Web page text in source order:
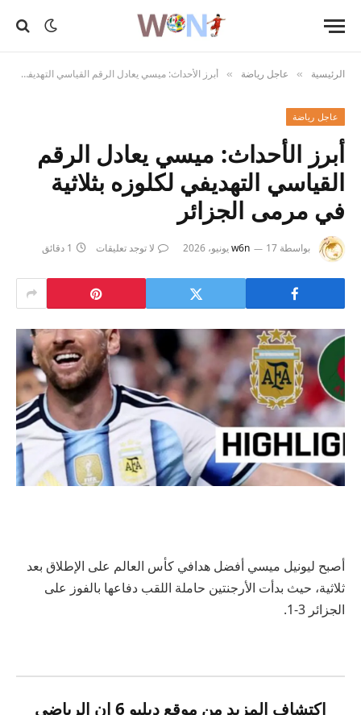
الرئيسية » عاجل رياضة » أبرز الأحداث: ميسي يعادل الرقم القياسي التهديفي لكلوزه بثلاثية في مرمى الجزائر
عاجل رياضة
أبرز الأحداث: ميسي يعادل الرقم
القياسي التهديفي لكلوزه بثلاثية
في مرمى الجزائر
بواسطة w6n 17 يونيو، 2026 لا توجد تعليقات 1 دقائق
أصبح ليونيل ميسي أفضل هدافي كأس العالم على الإطلاق بعد
ثلاثية، حيث بدأت الأرجنتين حاملة اللقب دفاعها بالفوز على
الجزائر 3-1.
اكتشاف المزيد من موقع دبليو 6 ان الرياضي